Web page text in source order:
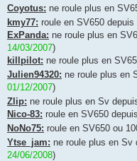
Coyotus: ne roule plus en
kmy77: roule en SV650 depuis
ExPanda: ne roule plus en
14/03/2007)
killpilot: ne roule plus en
Julien94320: ne roule plus en
01/12/2007)
Zlip: ne roule plus en Sv
Nico-83: roule en SV650
NoNo75: roule en SV650 ou
Ytse_jam: ne roule plus en Sv
24/06/2008)